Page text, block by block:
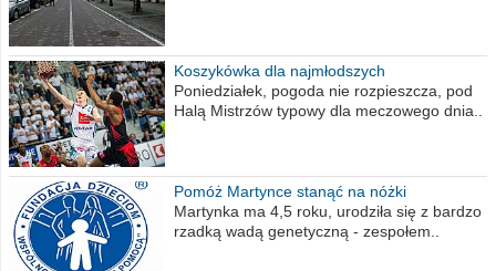
Koszykówka dla najmłodszych
Poniedziałek, pogoda nie rozpieszcza, pod
Halą Mistrzów typowy dla meczowego dnia..
Pomóż Martynce stanąć na nóżki
Martynka ma 4,5 roku, urodziła się z bardzo
rzadką wadą genetyczną - zespołem..